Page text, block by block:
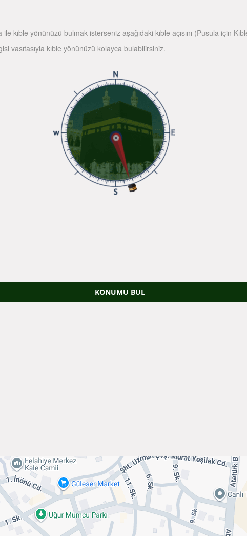
kıble yönünüzü bulmak isterseniz aşağıdaki kıble açısını (Pusula için
vasıtasıyla kıble yönünüzü kolayca bulabilirsiniz.
KONUMU BUL